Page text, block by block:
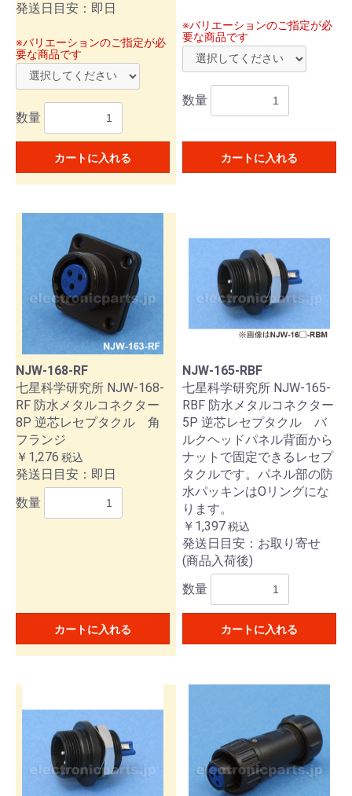
発送日目安：即日
※バリエーションのご指定が必
要な商品です
数量
カートに入れる
※バリエーションのご指定が必
要な商品です
数量
カートに入れる
NJW-168-RF
七星科学研究所 NJW-168-
RF 防水メタルコネクター
8P 逆芯レセプタクル 角
フランジ
￥1,276 税込
発送日目安：即日
数量
カートに入れる
NJW-165-RBF
七星科学研究所 NJW-165-
RBF 防水メタルコネクター
5P 逆芯レセプタクル バ
ルクヘッドパネル背面から
ナットで固定できるレセプ
タクルです。パネル部の防
水パッキンはOリングにな
ります。
￥1,397税込
発送日目安：お取り寄せ
(商品入荷後)
数量
カートに入れる